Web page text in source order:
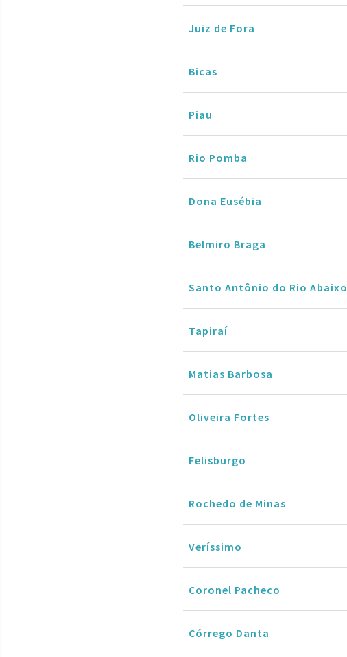
Juiz de Fora
Bicas
Piau
Rio Pomba
Dona Eusébia
Belmiro Braga
Santo Antônio do Rio Abaixo
Tapiraí
Matias Barbosa
Oliveira Fortes
Felisburgo
Rochedo de Minas
Veríssimo
Coronel Pacheco
Córrego Danta